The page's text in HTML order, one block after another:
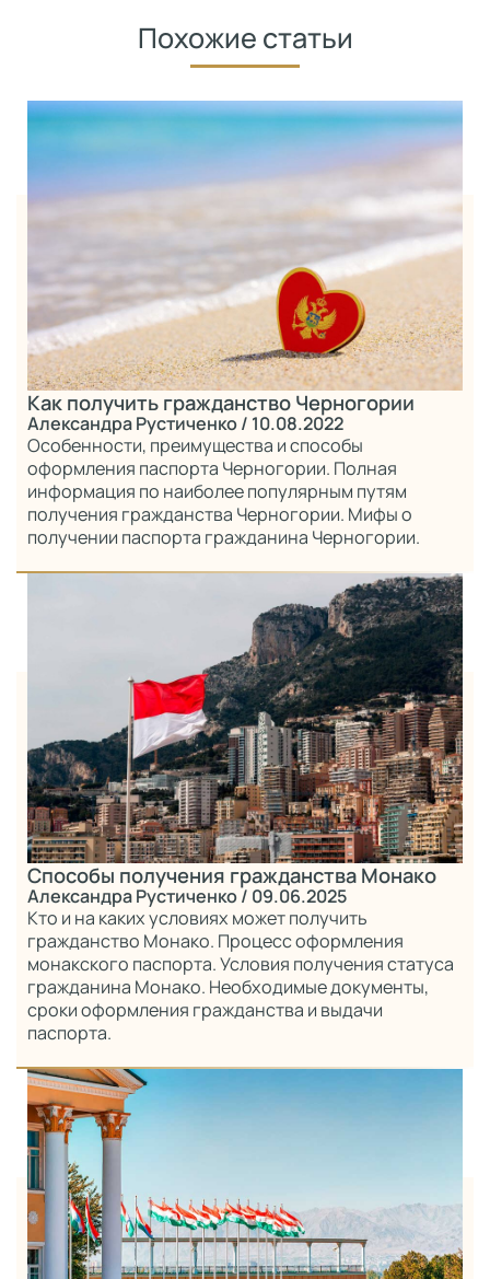
Похожие статьи
Как получить гражданство Черногории
Александра Рустиченко/ 10.08.2022
Особенности, преимущества и способы
оформления паспорта Черногории. Полная
информация по наиболее популярным путям
получения гражданства Черногории. Мифы о
получении паспорта гражданина Черногории.
Способы получения гражданства Монако
Александра Рустиченко/ 09.06.2025
Кто и на каких условиях может получить
гражданство Монако. Процесс оформления
монакского паспорта. Условия получения статуса
гражданина Монако. Необходимые документы,
сроки оформления гражданства и выдачи
паспорта.